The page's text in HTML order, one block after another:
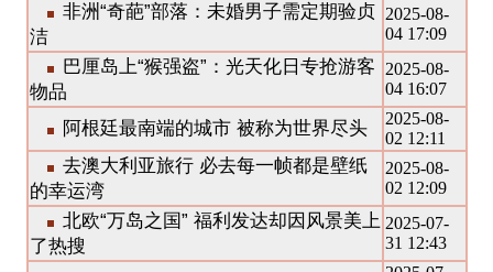
非洲“奇葩”部落：未婚男子需定期验贞
洁
2025-08-
04 17:09
巴厘岛上“猴强盗”：光天化日专抢游客
物品
2025-08-
04 16:07
阿根廷最南端的城市 被称为世界尽头
2025-08-
02 12:11
去澳大利亚旅行 必去每一帧都是壁纸
的幸运湾
2025-08-
02 12:09
北欧“万岛之国” 福利发达却因风景美上
了热搜
2025-07-
31 12:43